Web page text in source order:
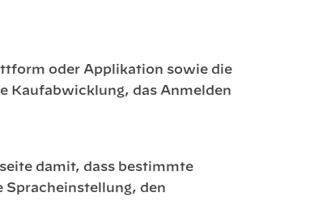
oder Applikation sowie die
Kaufabwicklung, das Anmelden
damit, dass bestimmte
Spracheinstellung, den